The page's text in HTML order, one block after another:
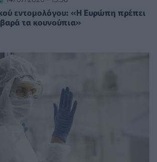
εντομολόγου: «Η Ευρώπη πρέπει
τα κουνούπια»